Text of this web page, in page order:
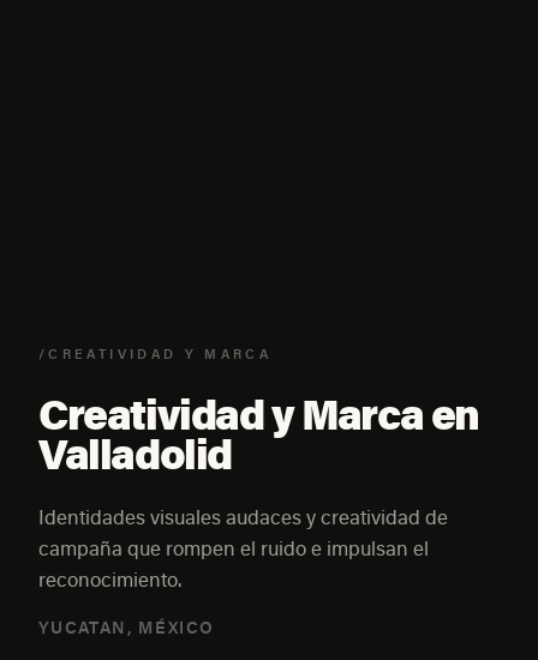
/CREATIVIDAD Y MARCA
Creatividad y Marca en
Valladolid
Identidades visuales audaces y creatividad de
campaña que rompen el ruido e impulsan el
reconocimiento.
YUCATAN, MÉXICO